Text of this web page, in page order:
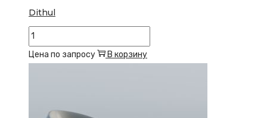
Dithul
Количество
товара
Цена по запросу В корзину